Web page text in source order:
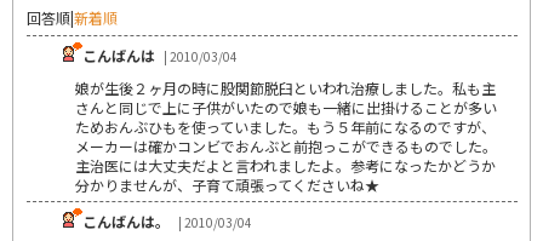
回答順|新着順
こんばんは | 2010/03/04
娘が生後２ヶ月の時に股関節脱臼といわれ治療しました。私も主
さんと同じで上に子供がいたので娘も一緒に出掛けることが多い
ためおんぶひもを使っていました。もう５年前になるのですが、
メーカーは確かコンビでおんぶと前抱っこができるものでした。
主治医には大丈夫だよと言われましたよ。参考になったかどうか
分かりませんが、子育て頑張ってくださいね★
こんばんは。
| 2010/03/04